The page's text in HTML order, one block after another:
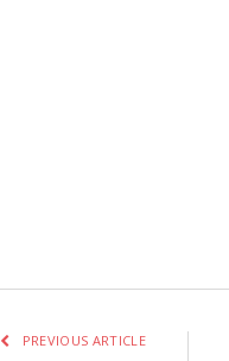
PREVIOUS ARTICLE